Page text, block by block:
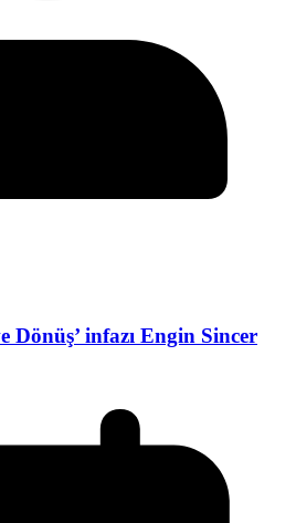
Dönüş’ infazı Engin Sincer